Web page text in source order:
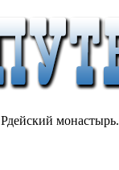
Рдейский монастырь.